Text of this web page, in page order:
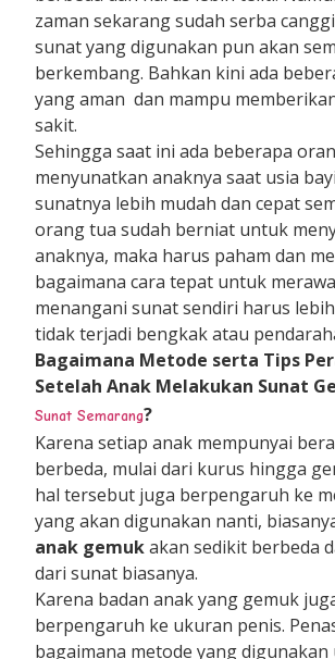
zaman sekarang sudah serba
sunat yang digunakan pun akan
berkembang. Bahkan kini ada
yang aman dan mampu
sakit.
Sehingga saat ini ada beberapa
menyunatkan anaknya saat usia
sunatnya lebih mudah dan cepat
orang tua sudah berniat untuk
anaknya, maka harus paham dan
bagaimana cara tepat untuk
menangani sunat sendiri harus
tidak terjadi bengkak atau
Bagaimana Metode serta Tips
Setelah Anak Melakukan Sunat
Sunat Semarang?
Karena setiap anak mempunyai
berbeda, mulai dari kurus hingga
hal tersebut juga berpengaruh ke
yang akan digunakan nanti,
anak gemukakan sedikit berbeda
dari sunat biasanya.
Karena badan anak yang gemuk
berpengaruh ke ukuran penis.
bagaimana metode yang